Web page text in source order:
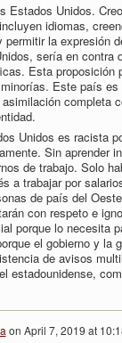
Estados Unidos.
idiomas,
la expresión
sería en contra
Esta proposición
Este país
completa
Unidos es racista
Sin aprender
de trabajo. Solo
a trabajar por
de país del
con respeto e
porque lo necesita
el gobierno y la
de avisos
estadounidense,
on April 7, 2019 at